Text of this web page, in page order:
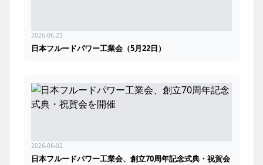
2026-06-23
日本フルードパワー工業会（5月22日）
2026-06-02
日本フルードパワー工業会、創立70周年記念式典・祝賀会